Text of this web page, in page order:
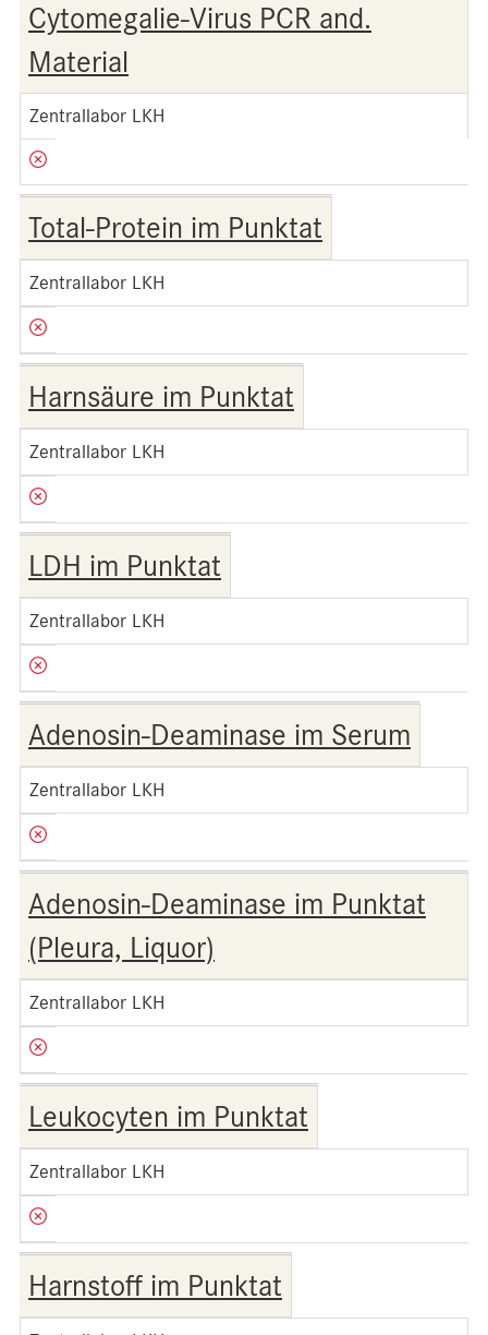
Cytomegalie-Virus PCR and.
Material
Zentrallabor LKH
Total-Protein im Punktat
Zentrallabor LKH
Harnsäure im Punktat
Zentrallabor LKH
LDH im Punktat
Zentrallabor LKH
Adenosin-Deaminase im Serum
Zentrallabor LKH
Adenosin-Deaminase im Punktat
(Pleura, Liquor)
Zentrallabor LKH
Leukocyten im Punktat
Zentrallabor LKH
Harnstoff im Punktat